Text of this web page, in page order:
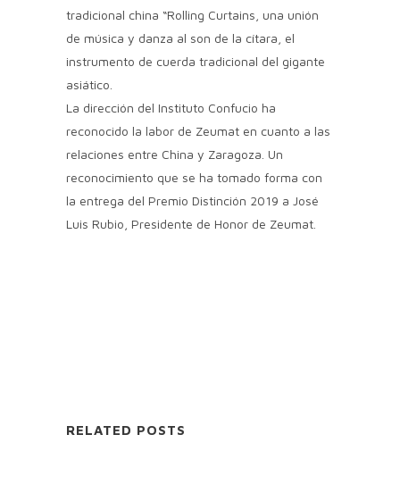
tradicional china “Rolling Curtains, una unión
de música y danza al son de la cítara, el
instrumento de cuerda tradicional del gigante
asiático.
La dirección del Instituto Confucio ha
reconocido la labor de Zeumat en cuanto a las
relaciones entre China y Zaragoza. Un
reconocimiento que se ha tomado forma con
la entrega del Premio Distinción 2019 a José
Luis Rubio, Presidente de Honor de Zeumat.
RELATED POSTS